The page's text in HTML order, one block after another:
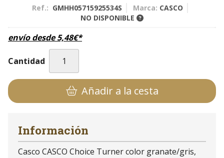
Ref.: GMHH05715925534S Marca: CASCO
NO DISPONIBLE
envío desde5,48€*
Cantidad
Añadir a la cesta
Información
Casco CASCO Choice Turner color granate/gris,